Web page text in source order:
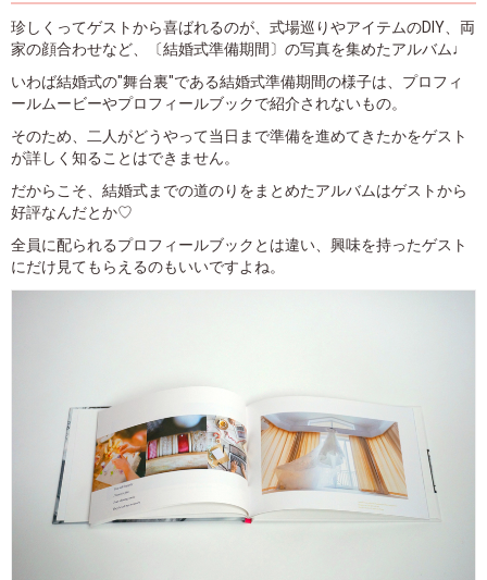
珍しくってゲストから喜ばれるのが、式場巡りやアイテムのDIY、両
家の顔合わせなど、〔結婚式準備期間〕の写真を集めたアルバム♩
いわば結婚式の"舞台裏"である結婚式準備期間の様子は、プロフィ
ールムービーやプロフィールブックで紹介されないもの。
そのため、二人がどうやって当日まで準備を進めてきたかをゲスト
が詳しく知ることはできません。
だからこそ、結婚式までの道のりをまとめたアルバムはゲストから
好評なんだとか♡
全員に配られるプロフィールブックとは違い、興味を持ったゲスト
にだけ見てもらえるのもいいですよね。